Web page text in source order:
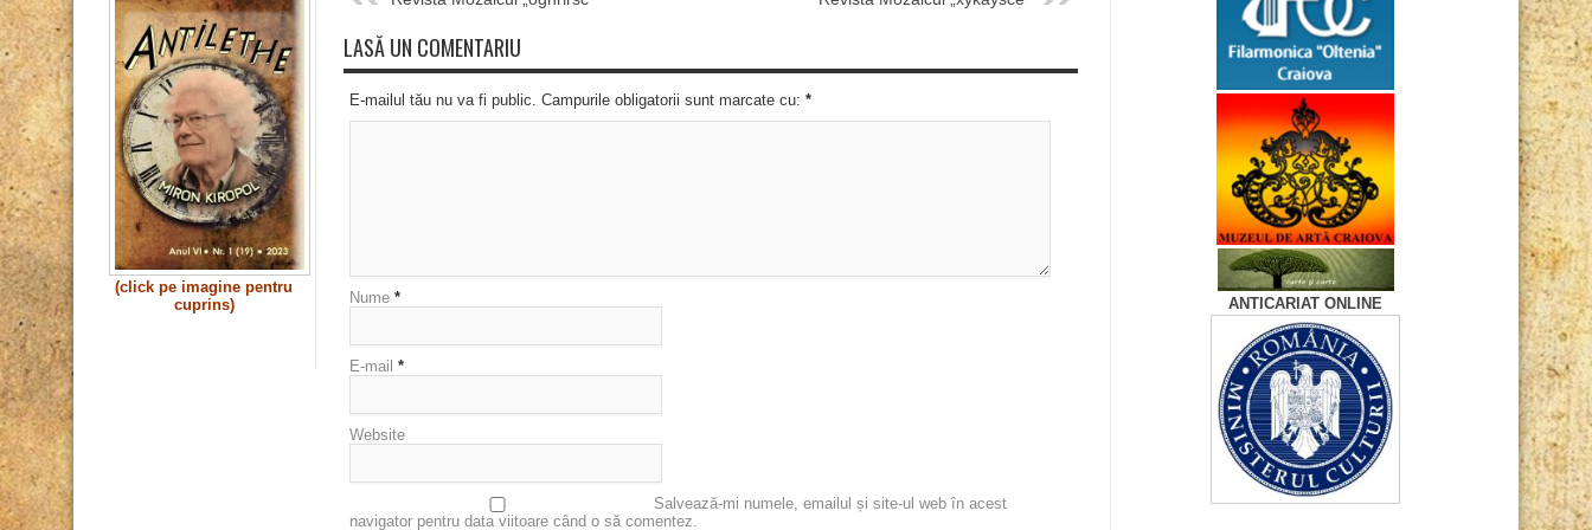
LASĂ UN COMENTARIU
E-mailul tău nu va fi public. Campurile obligatorii sunt marcate cu: *
Nume *
E-mail *
Website
Salvează-mi numele, emailul și site-ul web în acest
navigator pentru data viitoare când o să comentez.
(click pe imagine pentru
cuprins)
ANTICARIAT ONLINE